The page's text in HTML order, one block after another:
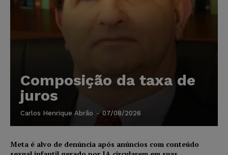
Composição da taxa de
juros
Carlos Henrique Abrão - 07/08/2026
Meta é alvo de denúncia após anúncios com conteúdo